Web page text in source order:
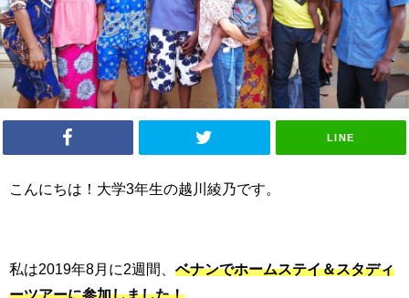
LINE
こんにちは！大学3年生の越川綾乃です。
私は2019年8月に2週間、 ベナンでホームステイ＆スタディ
ーツアーに参加しました！